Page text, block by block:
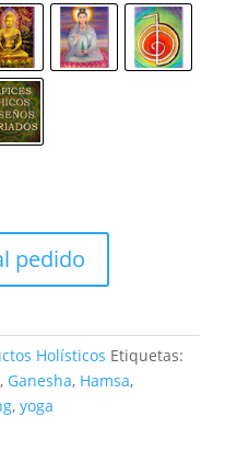
pedido
Holísticos Etiquetas:
, Ganesha, Hamsa,
, yoga